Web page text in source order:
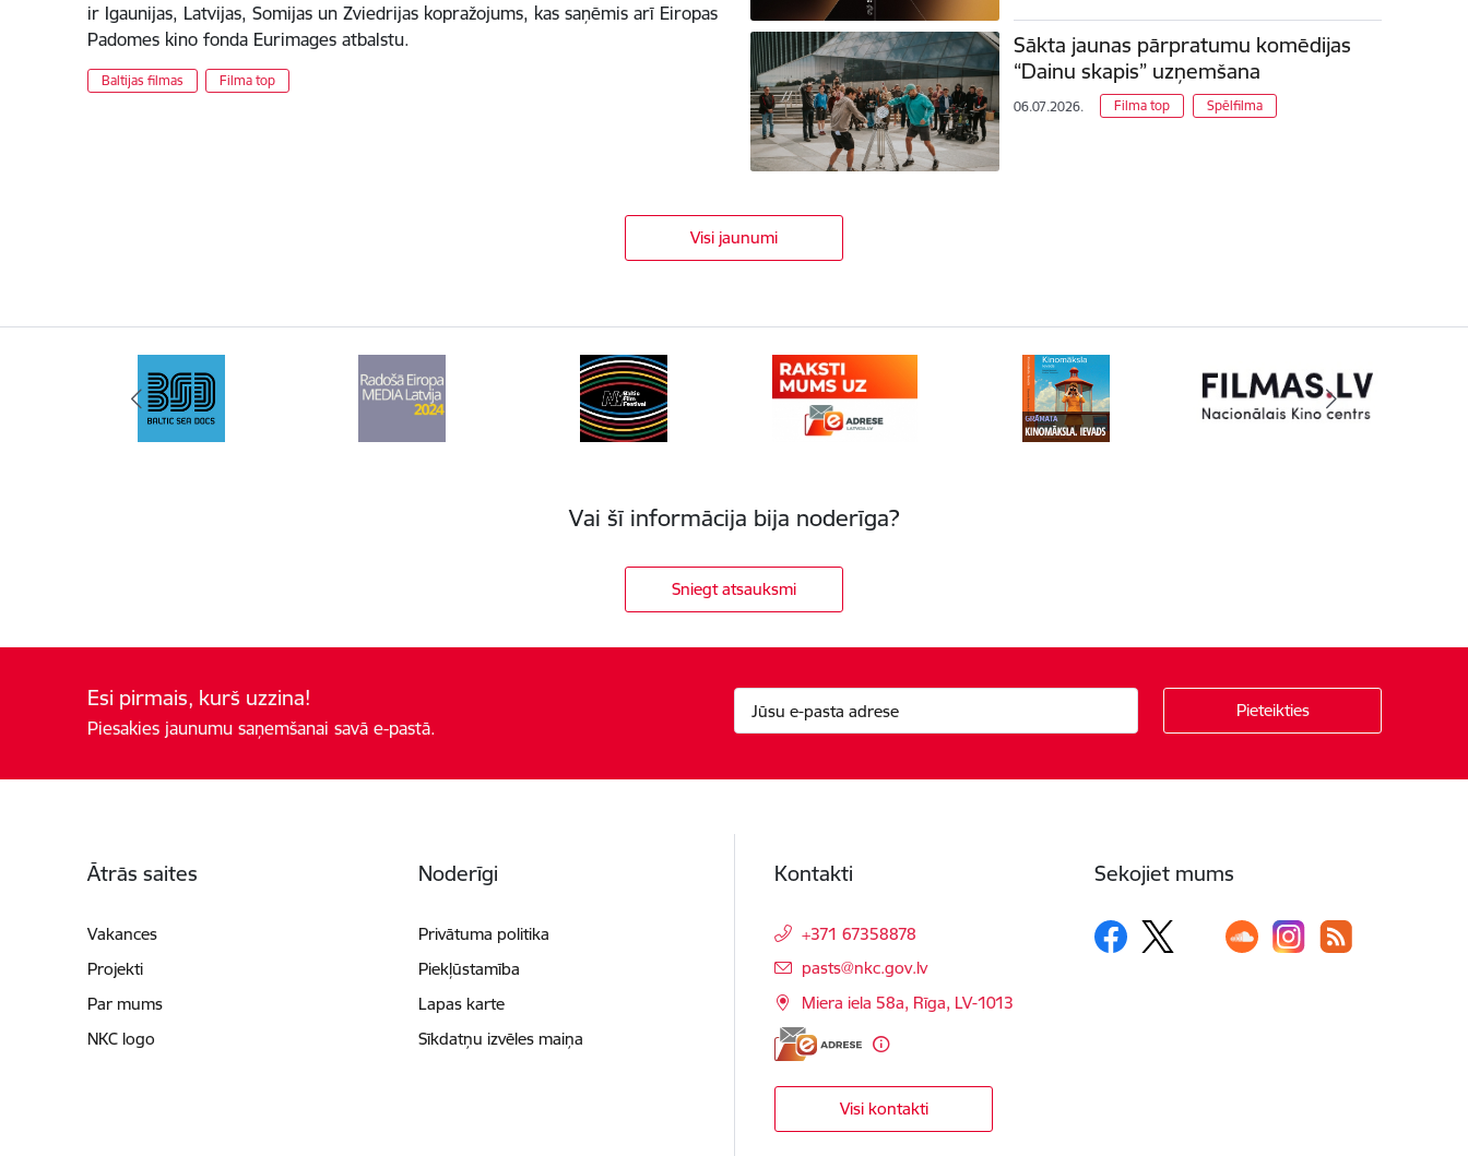
ir Igaunijas, Latvijas, Somijas un Zviedrijas kopražojums, kas saņēmis arī Eiropas
Padomes kino fonda Eurimages atbalstu.
Baltijas filmas Filma top
Sākta jaunas pārpratumu komēdijas
“Dainu skapis” uzņemšana
06.07.2026. Filma top Spēlfilma
Visi jaunumi
Vai šī informācija bija noderīga?
Sniegt atsauksmi
Esi pirmais, kurš uzzina!
Piesakies jaunumu saņemšanai savā e-pastā.
Ātrās saites
Vakances
Projekti
Par mums
NKC logo
Noderīgi
Privātuma politika
Piekļūstamība
Lapas karte
Sīkdatņu izvēles maiņa
Kontakti
+371 67358878
E-pasts:
pasts@nkc.gov.lv
Miera iela 58a, Rīga, LV-1013
Visi kontakti
Sekojiet mums